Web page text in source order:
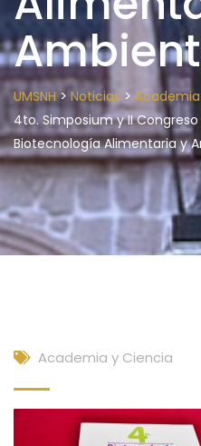
UMSNH> Noticias >
4to. Simposium y II
Biotecnología Alimentaria y
Academia y Ciencia